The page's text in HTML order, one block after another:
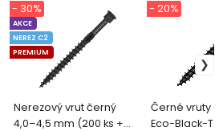
Nerezový vrut černý
4,0–4,5 mm (200 ks +
AKCE
NEREZ C2
PREMIUM
- 30%
Černé vruty
Eco-Black-
- 20%